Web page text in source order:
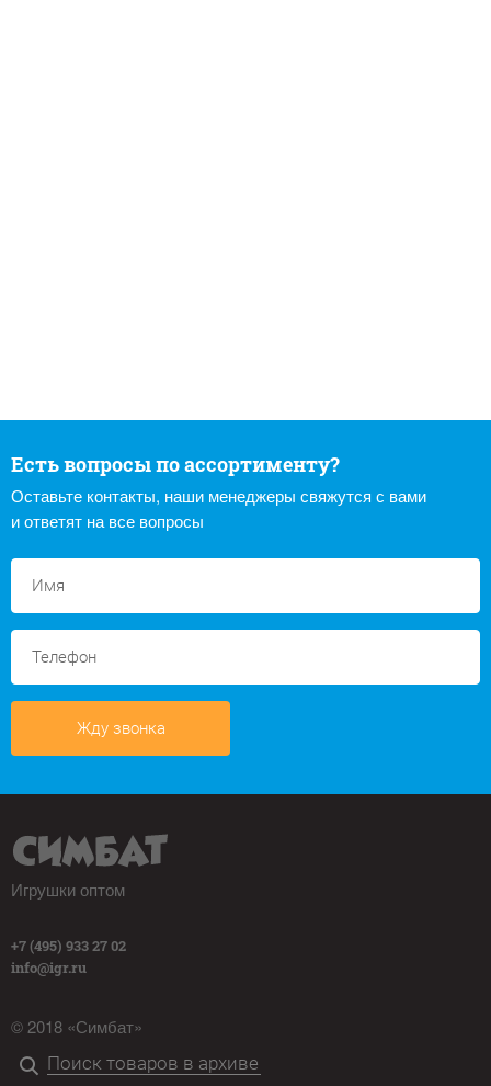
Есть вопросы по ассортименту?
Оставьте контакты, наши менеджеры свяжутся с вами
и ответят на все вопросы
Жду звонка
Игрушки оптом
+7 (495) 933 27 02
info@igr.ru
© 2018 «Симбат»